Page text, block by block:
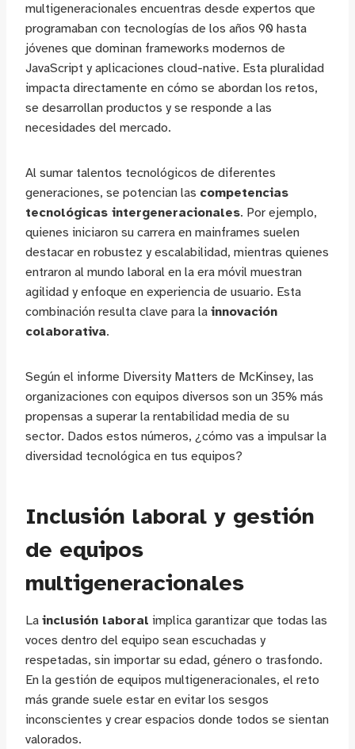
multigeneracionales encuentras desde expertos que
programaban con tecnologías de los años 90 hasta
jóvenes que dominan frameworks modernos de
JavaScript y aplicaciones cloud-native. Esta pluralidad
impacta directamente en cómo se abordan los retos,
se desarrollan productos y se responde a las
necesidades del mercado.
Al sumar talentos tecnológicos de diferentes
generaciones, se potencian las competencias
tecnológicas intergeneracionales. Por ejemplo,
quienes iniciaron su carrera en mainframes suelen
destacar en robustez y escalabilidad, mientras quienes
entraron al mundo laboral en la era móvil muestran
agilidad y enfoque en experiencia de usuario. Esta
combinación resulta clave para la innovación
colaborativa.
Según el informe Diversity Matters de McKinsey, las
organizaciones con equipos diversos son un 35% más
propensas a superar la rentabilidad media de su
sector. Dados estos números, ¿cómo vas a impulsar la
diversidad tecnológica en tus equipos?
Inclusión laboral y gestión
de equipos
multigeneracionales
La inclusión laboral implica garantizar que todas las
voces dentro del equipo sean escuchadas y
respetadas, sin importar su edad, género o trasfondo.
En la gestión de equipos multigeneracionales, el reto
más grande suele estar en evitar los sesgos
inconscientes y crear espacios donde todos se sientan
valorados.